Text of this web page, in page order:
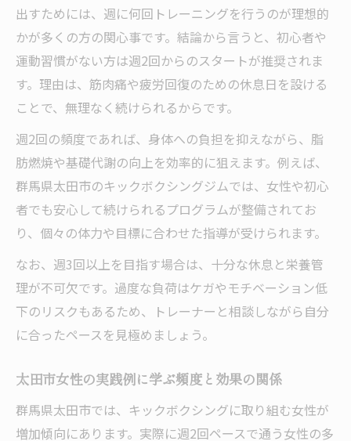
出すためには、週に何回トレーニングを行うのが理想的
かが多くの方の関心事です。結論から言うと、初心者や
運動習慣がない方は週2回からのスタートが推奨されま
す。理由は、筋肉痛や疲労回復のための休息日を設ける
ことで、無理なく続けられるからです。
週2回の頻度であれば、身体への負担を抑えながら、脂
肪燃焼や基礎代謝の向上を効率的に狙えます。例えば、
群馬県太田市のキックボクシングジムでは、女性や初心
者でも安心して続けられるプログラムが整備されてお
り、個々の体力や目標に合わせた指導が受けられます。
なお、週3回以上を目指す場合は、十分な休息と栄養管
理が不可欠です。過度な負荷はケガやモチベーション低
下のリスクもあるため、トレーナーと相談しながら自分
に合ったペースを見極めましょう。
太田市女性の実践例に学ぶ頻度と効果の関係
群馬県太田市では、キックボクシングに取り組む女性が
増加傾向にあります。実際に週2回ペースで通う女性の多